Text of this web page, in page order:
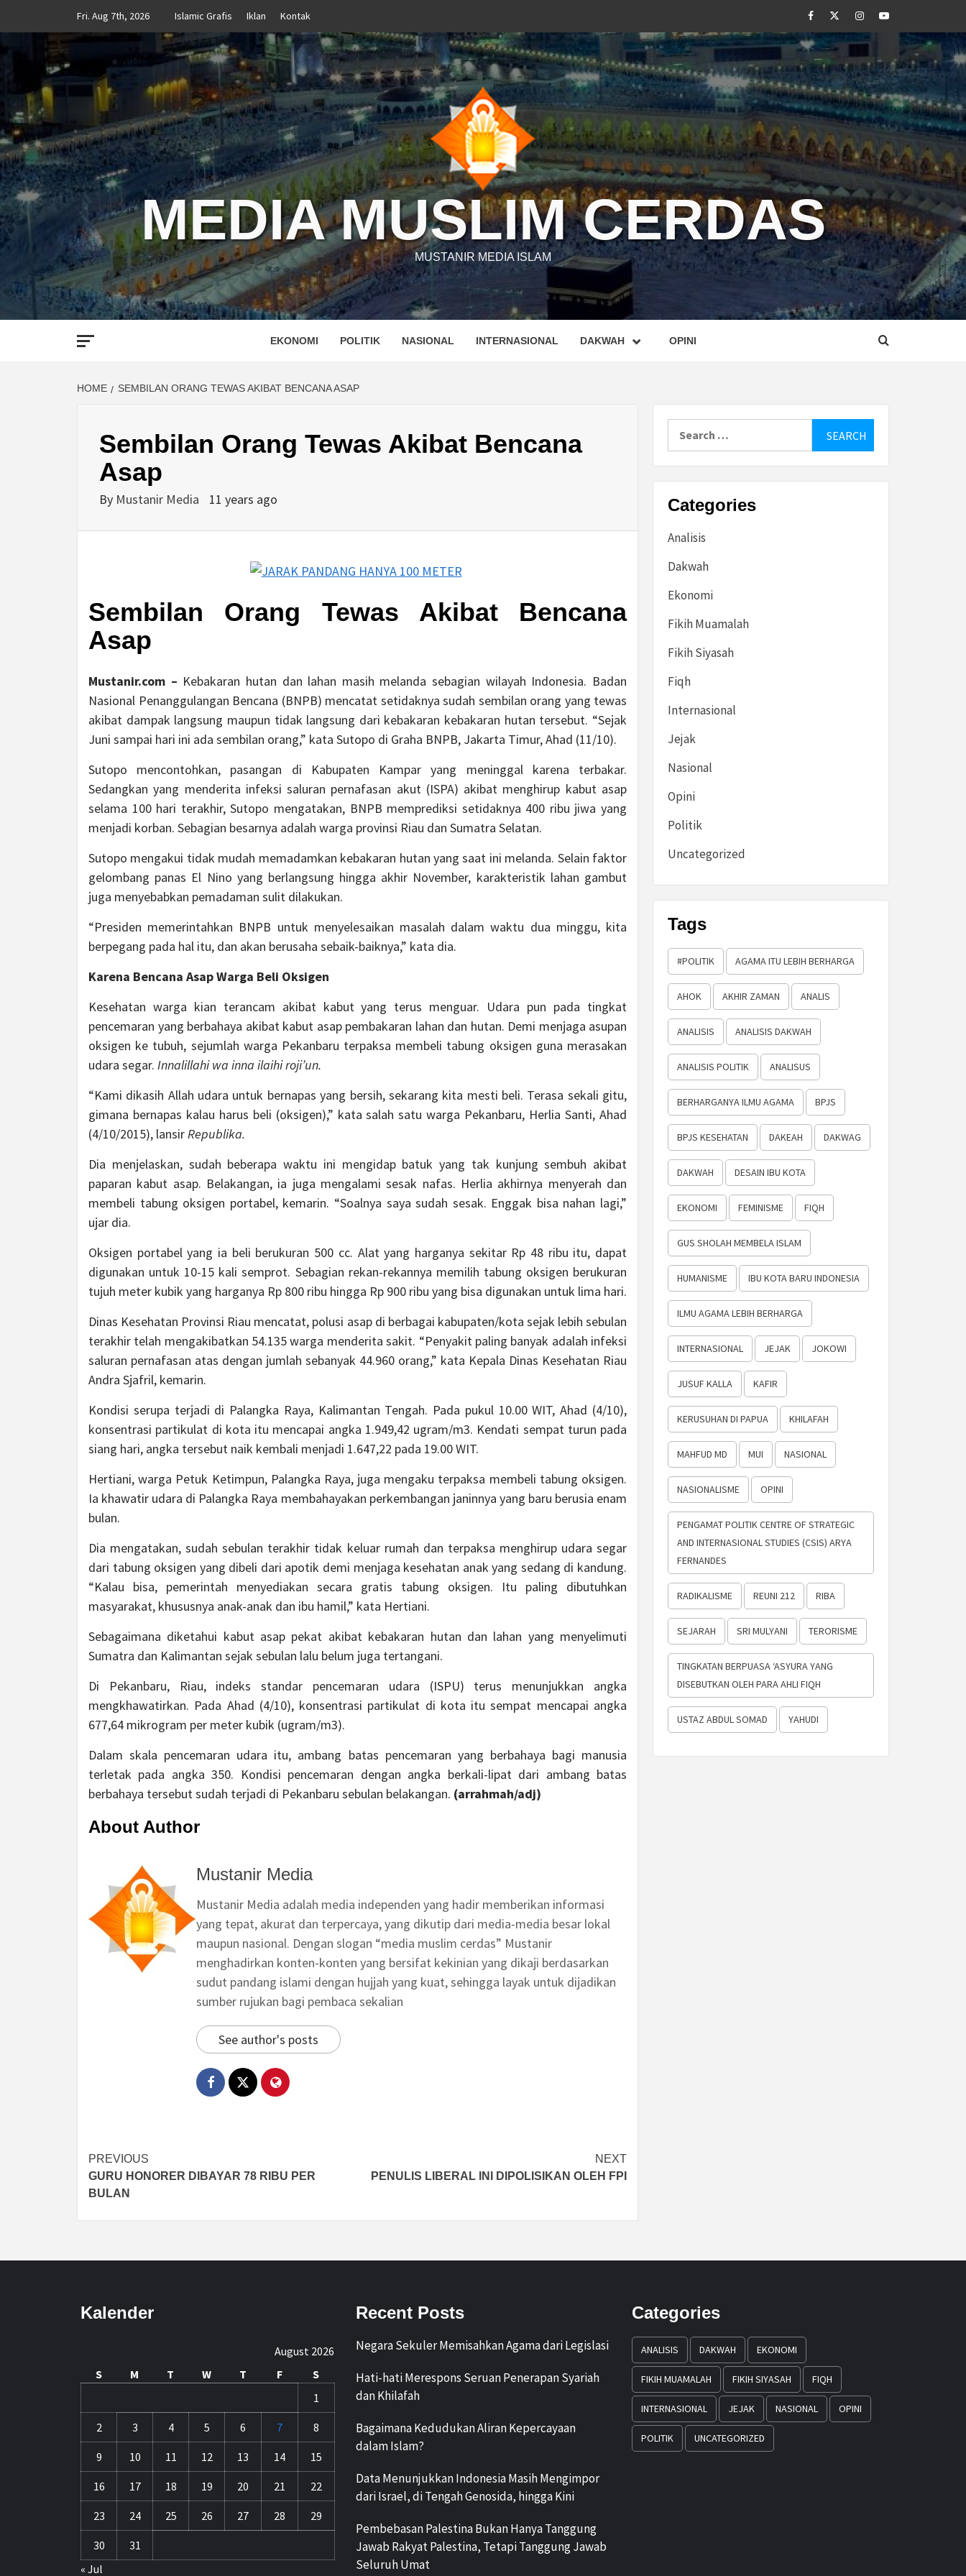
Fri. Aug 7th, 2026 Islamic Grafis Iklan Kontak FacebookTwitterInstagram
Youtube
MEDIA MUSLIM CERDAS
MUSTANIR MEDIA ISLAM
EKONOMI POLITIK NASIONAL INTERNASIONAL DAKWAH OPINI
HOME SEMBILAN ORANG TEWAS AKIBAT BENCANA ASAP
Sembilan Orang Tewas Akibat Bencana
Asap
By Mustanir Media 11 years ago
Sembilan Orang Tewas Akibat Bencana
Asap
Mustanir.com – Kebakaran hutan dan lahan masih melanda sebagian wilayah Indonesia. Badan
Nasional Penanggulangan Bencana (BNPB) mencatat setidaknya sudah sembilan orang yang tewas
akibat dampak langsung maupun tidak langsung dari kebakaran kebakaran hutan tersebut. “Sejak
Juni sampai hari ini ada sembilan orang,” kata Sutopo di Graha BNPB, Jakarta Timur, Ahad (11/10).
Sutopo mencontohkan, pasangan di Kabupaten Kampar yang meninggal karena terbakar.
Sedangkan yang menderita infeksi saluran pernafasan akut (ISPA) akibat menghirup kabut asap
selama 100 hari terakhir, Sutopo mengatakan, BNPB memprediksi setidaknya 400 ribu jiwa yang
menjadi korban. Sebagian besarnya adalah warga provinsi Riau dan Sumatra Selatan.
Sutopo mengakui tidak mudah memadamkan kebakaran hutan yang saat ini melanda. Selain faktor
gelombang panas El Nino yang berlangsung hingga akhir November, karakteristik lahan gambut
juga menyebabkan pemadaman sulit dilakukan.
“Presiden memerintahkan BNPB untuk menyelesaikan masalah dalam waktu dua minggu, kita
berpegang pada hal itu, dan akan berusaha sebaik-baiknya,” kata dia.
Karena Bencana Asap Warga Beli Oksigen
Kesehatan warga kian terancam akibat kabut yang terus menguar. Udara pun pada tingkat
pencemaran yang berbahaya akibat kabut asap pembakaran lahan dan hutan. Demi menjaga asupan
oksigen ke tubuh, sejumlah warga Pekanbaru terpaksa membeli tabung oksigen guna merasakan
udara segar. Innalillahi wa inna ilaihi roji’un.
“Kami dikasih Allah udara untuk bernapas yang bersih, sekarang kita mesti beli. Terasa sekali gitu,
gimana bernapas kalau harus beli (oksigen),” kata salah satu warga Pekanbaru, Herlia Santi, Ahad
(4/10/2015), lansirRepublika.
Dia menjelaskan, sudah beberapa waktu ini mengidap batuk yang tak kunjung sembuh akibat
paparan kabut asap. Belakangan, ia juga mengalami sesak nafas. Herlia akhirnya menyerah dan
membeli tabung oksigen portabel, kemarin. “Soalnya saya sudah sesak. Enggak bisa nahan lagi,”
ujar dia.
Oksigen portabel yang ia beli berukuran 500 cc. Alat yang harganya sekitar Rp 48 ribu itu, dapat
digunakan untuk 10-15 kali semprot. Sebagian rekan-rekannya memilih tabung oksigen berukuran
tujuh meter kubik yang harganya Rp 800 ribu hingga Rp 900 ribu yang bisa digunakan untuk lima hari.
Dinas Kesehatan Provinsi Riau mencatat, polusi asap di berbagai kabupaten/kota sejak lebih sebulan
terakhir telah mengakibatkan 54.135 warga menderita sakit. “Penyakit paling banyak adalah infeksi
saluran pernafasan atas dengan jumlah sebanyak 44.960 orang,” kata Kepala Dinas Kesehatan Riau
Andra Sjafril, kemarin.
Kondisi serupa terjadi di Palangka Raya, Kalimantan Tengah. Pada pukul 10.00 WIT, Ahad (4/10),
konsentrasi partikulat di kota itu mencapai angka 1.949,42 ugram/m3. Kendati sempat turun pada
siang hari, angka tersebut naik kembali menjadi 1.647,22 pada 19.00 WIT.
Hertiani, warga Petuk Ketimpun, Palangka Raya, juga mengaku terpaksa membeli tabung oksigen.
Ia khawatir udara di Palangka Raya membahayakan perkembangan janinnya yang baru berusia enam
bulan.
Dia mengatakan, sudah sebulan terakhir tidak keluar rumah dan terpaksa menghirup udara segar
dari tabung oksigen yang dibeli dari apotik demi menjaga kesehatan anak yang sedang di kandung.
“Kalau bisa, pemerintah menyediakan secara gratis tabung oksigen. Itu paling dibutuhkan
masyarakat, khususnya anak-anak dan ibu hamil,” kata Hertiani.
Sebagaimana diketahui kabut asap pekat akibat kebakaran hutan dan lahan yang menyelimuti
Sumatra dan Kalimantan sejak sebulan lalu belum juga tertangani.
Di Pekanbaru, Riau, indeks standar pencemaran udara (ISPU) terus menunjukkan angka
mengkhawatirkan. Pada Ahad (4/10), konsentrasi partikulat di kota itu sempat mencapai angka
677,64 mikrogram per meter kubik (ugram/m3).
Dalam skala pencemaran udara itu, ambang batas pencemaran yang berbahaya bagi manusia
terletak pada angka 350. Kondisi pencemaran dengan angka berkali-lipat dari ambang batas
berbahaya tersebut sudah terjadi di Pekanbaru sebulan belakangan. (arrahmah/adj)
About Author
Mustanir Media
Mustanir Media adalah media independen yang hadir memberikan informasi
yang tepat, akurat dan terpercaya, yang dikutip dari media-media besar lokal
maupun nasional. Dengan slogan “media muslim cerdas” Mustanir
menghadirkan konten-konten yang bersifat kekinian yang dikaji berdasarkan
sudut pandang islami dengan hujjah yang kuat, sehingga layak untuk dijadikan
sumber rujukan bagi pembaca sekalian
See author's posts
Post
navigation
PREVIOUS
GURU HONORER DIBAYAR 78 RIBU PER
BULAN
NEXT
PENULIS LIBERAL INI DIPOLISIKAN OLEH FPI
Categories
Analisis
Dakwah
Ekonomi
Fikih Muamalah
Fikih Siyasah
Fiqh
Internasional
Jejak
Nasional
Opini
Politik
Uncategorized
Tags
#POLITIK AGAMA ITU LEBIH BERHARGA
AHOK AKHIR ZAMAN ANALIS
ANALISIS ANALISIS DAKWAH
ANALISIS POLITIK ANALISUS
BERHARGANYA ILMU AGAMA BPJS
BPJS KESEHATAN DAKEAH DAKWAG
DAKWAH DESAIN IBU KOTA
EKONOMI FEMINISME FIQH
GUS SHOLAH MEMBELA ISLAM
HUMANISME IBU KOTA BARU INDONESIA
ILMU AGAMA LEBIH BERHARGA
INTERNASIONAL JEJAK JOKOWI
JUSUF KALLA KAFIR
KERUSUHAN DI PAPUA KHILAFAH
MAHFUD MD MUI NASIONAL
NASIONALISME OPINI
PENGAMAT POLITIK CENTRE OF STRATEGIC
AND INTERNASIONAL STUDIES (CSIS) ARYA
FERNANDES
RADIKALISME REUNI 212 RIBA
SEJARAH SRI MULYANI TERORISME
TINGKATAN BERPUASA ‘ASYURA YANG
DISEBUTKAN OLEH PARA AHLI FIQH
USTAZ ABDUL SOMAD YAHUDI
Kalender
August 2026
S
M T W T F
S
1
2 3 4 5 6 7 8
9 10 11 12 13 14 15
16 17 18 19 20 21 22
23 24 25 26 27 28 29
30
31
« Jul
Recent Posts
Negara Sekuler Memisahkan Agama dari Legislasi
Hati-hati Merespons Seruan Penerapan Syariah
dan Khilafah
Bagaimana Kedudukan Aliran Kepercayaan
dalam Islam?
Data Menunjukkan Indonesia Masih Mengimpor
dari Israel, di Tengah Genosida, hingga Kini
Pembebasan Palestina Bukan Hanya Tanggung
Jawab Rakyat Palestina, Tetapi Tanggung Jawab
Seluruh Umat
Categories
ANALISIS DAKWAH EKONOMI
FIKIH MUAMALAH FIKIH SIYASAH FIQH
INTERNASIONAL JEJAK NASIONAL OPINI
POLITIK UNCATEGORIZED